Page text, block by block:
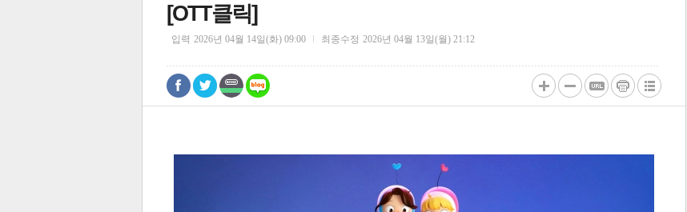
[OTT클릭]
입력 2026년 04월 14일(화) 09:00 최종수정 2026년 04월 13일(월) 21:12
0